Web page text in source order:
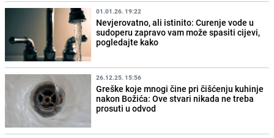
01.01.26. 19:22
Nevjerovatno, ali istinito: Curenje vode u
sudoperu zapravo vam može spasiti cijevi,
pogledajte kako
26.12.25. 15:56
Greške koje mnogi čine pri čišćenju kuhinje
nakon Božića: Ove stvari nikada ne treba
prosuti u odvod